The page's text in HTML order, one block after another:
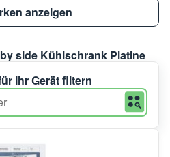
anzeigen
side Kühlschrank Platine
Ihr Gerät filtern